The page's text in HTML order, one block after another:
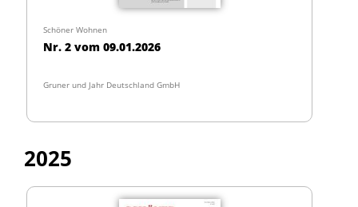
Schöner Wohnen
Nr. 2 vom 09.01.2026
Gruner und Jahr Deutschland GmbH
2025